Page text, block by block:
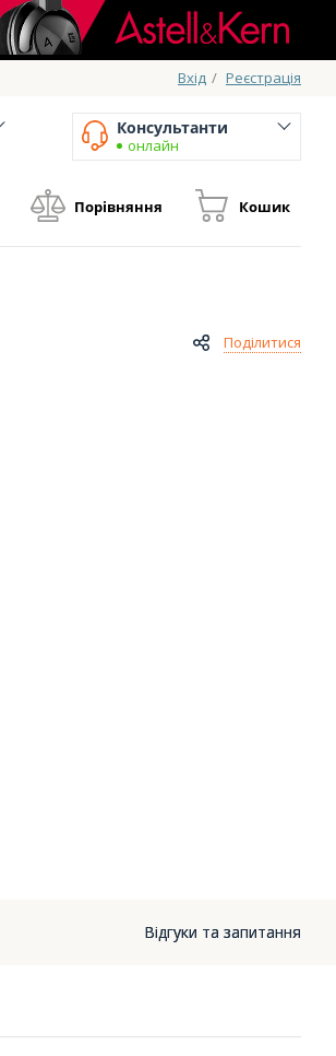
Вхід / Реєстрація
Консультанти
онлайн
Порівняння Кошик
Поділитися
Відгуки та запитання